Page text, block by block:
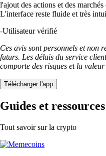
l'ajout des actions et des
L'interface reste fluide et très
-Utilisateur vérifié
Ces avis sont personnels et non
futurs. Les délais du service
comporte des risques et la
Télécharger l'app
Guides et ressources
Tout savoir sur la crypto